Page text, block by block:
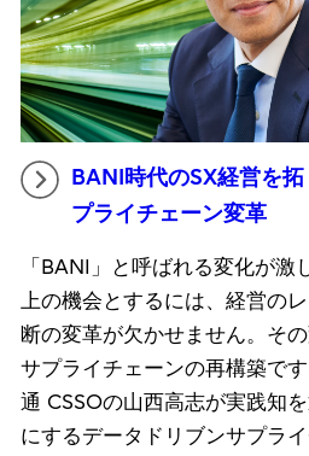
BANI時代のSX経営を
プライチェーン変革
「BANI」と呼ばれる変化が激
上の機会とするには、経営の
断の変革が欠かせません。そ
サプライチェーンの再構築で
通 CSSOの山西高志が実践知
にするデータドリブンサプラ